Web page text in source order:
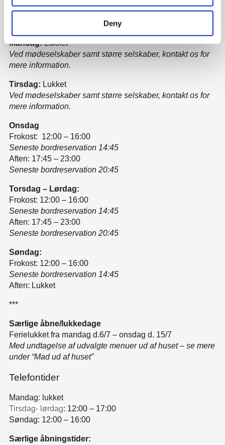
Deny
Mandag:Lukket
Ved mødeselskaber samt større selskaber, kontakt os for
mere information.
Tirsdag: Lukket
Ved mødeselskaber samt større selskaber, kontakt os for
mere information.
Onsdag
Frokost: 12:00 – 16:00
Seneste bordreservation 14:45
Aften: 17:45 – 23:00
Seneste bordreservation 20:45
Torsdag – Lørdag:
Frokost: 12:00 – 16:00
Seneste bordreservation 14:45
Aften: 17:45 – 23:00
Seneste bordreservation 20:45
Søndag:
Frokost: 12:00 – 16:00
Seneste bordreservation 14:45
Aften: Lukket
***
Særlige åbne/lukkedage
Ferielukket fra mandag d.6/7 – onsdag d. 15/7
Med undtagelse af udvalgte menuer ud af huset – se mere
under “Mad ud af huset”
Telefontider
Mandag: lukket
Tirsdag- lørdag: 12:00 – 17:00
Søndag: 12:00 – 16:00
Særlige åbningstider: